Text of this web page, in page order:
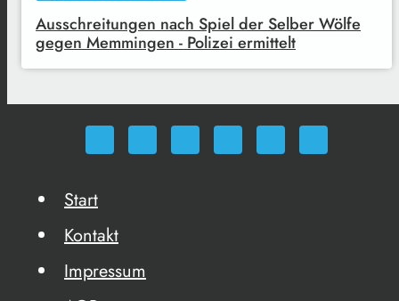
Ausschreitungen nach Spiel der Selber Wölfe
gegen Memmingen - Polizei ermittelt
Start
Kontakt
Impressum